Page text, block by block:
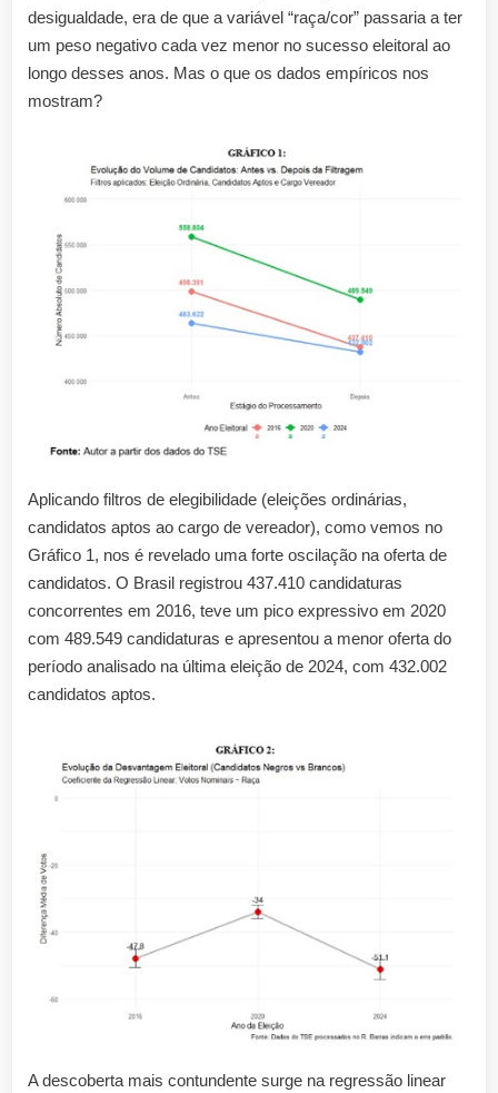
desigualdade, era de que a variável “raça/cor” passaria a ter
um peso negativo cada vez menor no sucesso eleitoral ao
longo desses anos. Mas o que os dados empíricos nos
mostram?
Aplicando filtros de elegibilidade (eleições ordinárias,
candidatos aptos ao cargo de vereador), como vemos no
Gráfico 1, nos é revelado uma forte oscilação na oferta de
candidatos. O Brasil registrou 437.410 candidaturas
concorrentes em 2016, teve um pico expressivo em 2020
com 489.549 candidaturas e apresentou a menor oferta do
período analisado na última eleição de 2024, com 432.002
candidatos aptos.
A descoberta mais contundente surge na regressão linear